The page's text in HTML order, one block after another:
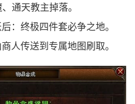
通天教主掉落。
：终极四件套必争之地。
人传送到专属地图刷取。